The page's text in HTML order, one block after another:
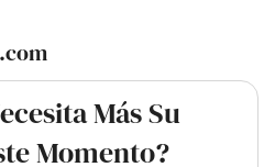
Más Su
Momento?